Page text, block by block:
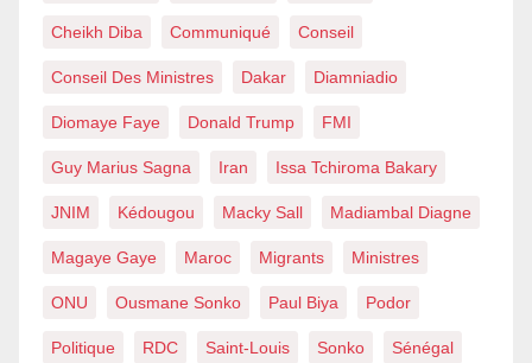
Cheikh Diba Communiqué Conseil
Conseil Des Ministres Dakar Diamniadio
Diomaye Faye Donald Trump FMI
Guy Marius Sagna Iran Issa Tchiroma Bakary
JNIM Kédougou Macky Sall Madiambal Diagne
Magaye Gaye Maroc Migrants Ministres
ONU Ousmane Sonko Paul Biya Podor
Politique RDC Saint-Louis Sonko Sénégal